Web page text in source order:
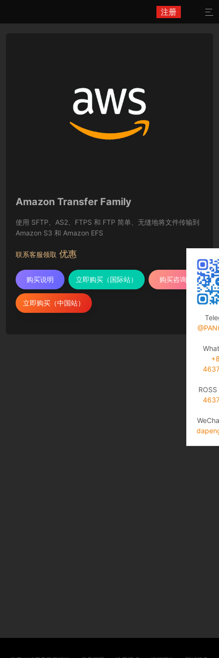
注册 
Amazon Transfer Family
使用 SFTP、AS2、FTPS 和 FTP 简单、无缝地将文件传输到
Amazon S3 和 Amazon EFS
联系客服领取 优惠
购买说明 立即购买（国际站） 购买咨询
立即购买（中国站）